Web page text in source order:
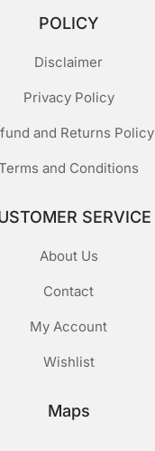
POLICY
Disclaimer
Privacy Policy
and Returns Policy
and Conditions
SERVICE
About Us
Contact
My Account
Wishlist
Maps